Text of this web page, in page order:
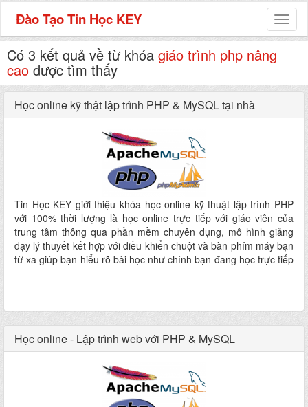
Đào Tạo Tin Học KEY
Có 3 kết quả về từ khóa giáo trình php nâng
cao được tìm thấy
Học online kỹ thật lập trình PHP & MySQL tại nhà
Tin Học KEY giới thiệu khóa học online kỹ thuật lập trình PHP
với 100% thời lượng là học online trực tiếp với giáo viên của
trung tâm thông qua phần mềm chuyên dụng, mô hình giảng
dạy lý thuyết kết hợp với điều khiển chuột và bàn phím máy bạn
từ xa giúp bạn hiểu rõ bài học như chính bạn đang học trực tiếp
Học online - Lập trình web với PHP & MySQL